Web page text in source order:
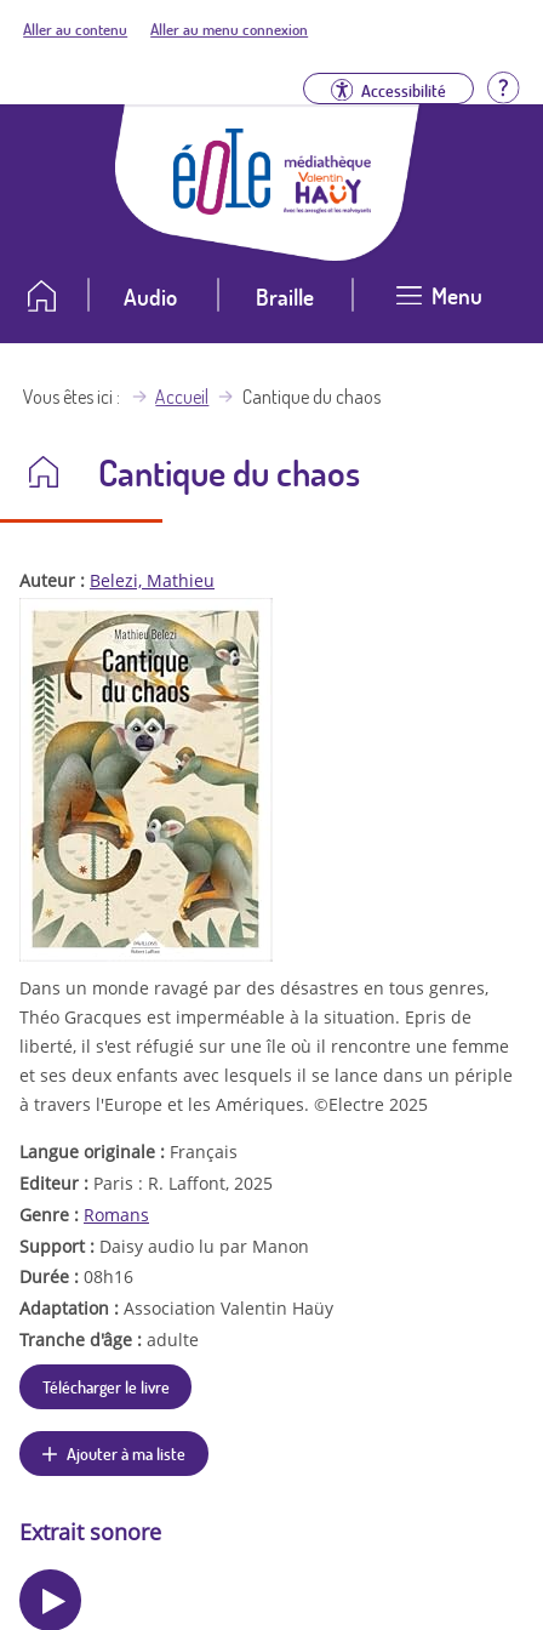
Aller au contenu Aller au menu connexion
Accessibilité
Audio Braille Menu
Vous êtes ici Accueil Cantique du chaos
Cantique du chaos
Auteur : Belezi, Mathieu
Dans un monde ravagé par des désastres en tous genres,
Théo Gracques est imperméable à la situation. Epris de
liberté, il s'est réfugié sur une île où il rencontre une femme
et ses deux enfants avec lesquels il se lance dans un périple
à travers l'Europe et les Amériques. ©Electre 2025
Langue originale : Français
Editeur : Paris : R. Laffont, 2025
Genre : Romans
Support : Daisy audio lu par Manon
Durée : 08h16
Adaptation : Association Valentin Haüy
Tranche d'âge : adulte
Télécharger le livre
Ajouter à ma liste
Extrait sonore